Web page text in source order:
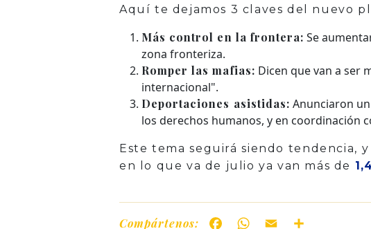
Aquí te dejamos 3 claves del nuevo
Más control en la frontera: Se
zona fronteriza.
Romper las mafias: Dicen que van a ser
internacional".
Deportaciones asistidas: Anunciaron
los derechos humanos, y en coordinación
Este tema seguirá siendo tendencia,
en lo que va de julio ya van más de
Compártenos: FacebookWhatsApp
Email